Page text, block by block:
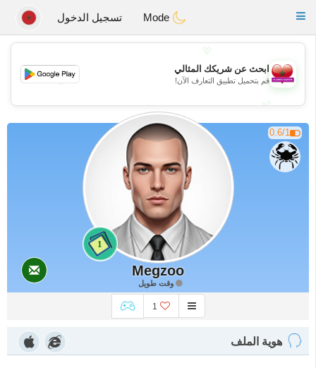
Maroc Dating
Toggle
تسجيل الدخول
💖
💕
ابحث عن شريكك المثالي
قم بتحميل تطبيق التعارف الآن!
0.6/1
1
Megzoo
وقت طويل
1
هوية الملف